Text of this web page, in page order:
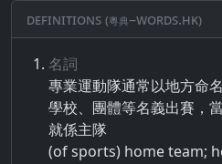
Definitions (粵典–words.hk)
名詞
專業​運動隊​通常​以​地方​命
學​校​、​團體​等​名義出​賽​，​
就​係​主隊
(of sports) home team;